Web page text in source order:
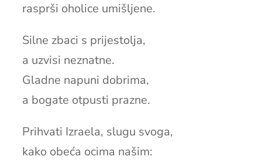
rasprši oholice umišljene.
Silne zbaci s prijestolja,
a uzvisi neznatne.
Gladne napuni dobrima,
a bogate otpusti prazne.
Prihvati Izraela, slugu svoga,
kako obeća ocima našim: